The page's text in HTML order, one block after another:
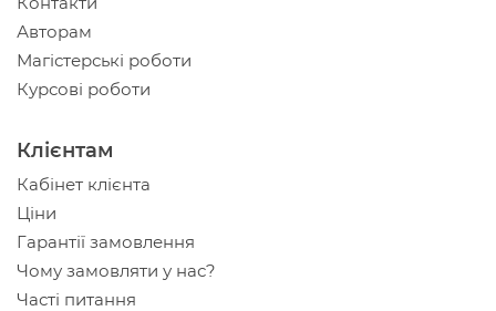
Авторам
Магістерські роботи
Курсові роботи
Клієнтам
Кабінет клієнта
Ціни
Гарантії замовлення
Чому замовляти у нас?
Часті питання